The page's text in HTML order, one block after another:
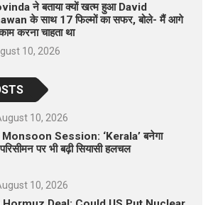
ने बताया क्यों खत्म हुआ David
के साथ 17 फिल्मों का सफर, बोले- मैं आगे
करना चाहता था
10, 2026
10, 2026
Session: ‘Kerala’ बनेगा
पर भी बढ़ी सियासी हलचल
10, 2026